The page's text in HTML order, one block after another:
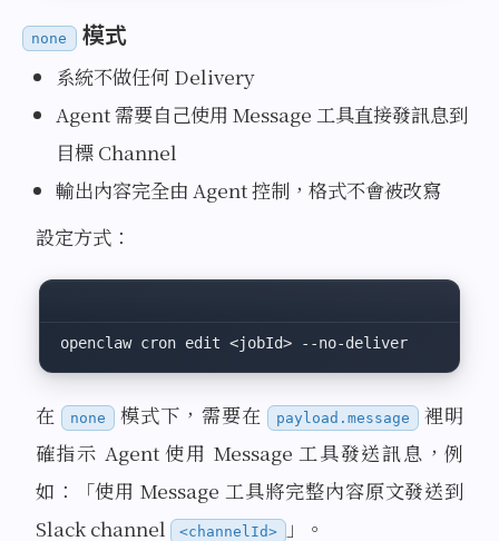
none 模式
系統不做任何 Delivery
Agent 需要自己使用 Message 工具直接發訊息到
目標 Channel
輸出內容完全由 Agent 控制，格式不會被改寫
設定方式：
openclaw cron edit <jobId> --no-deliver
在 none 模式下，需要在 payload.message
裡明
確指示 Agent 使用 Message 工具發送訊息，例
如：「使用 Message 工具將完整內容原文發送到
Slack channel
<channelId> 」。